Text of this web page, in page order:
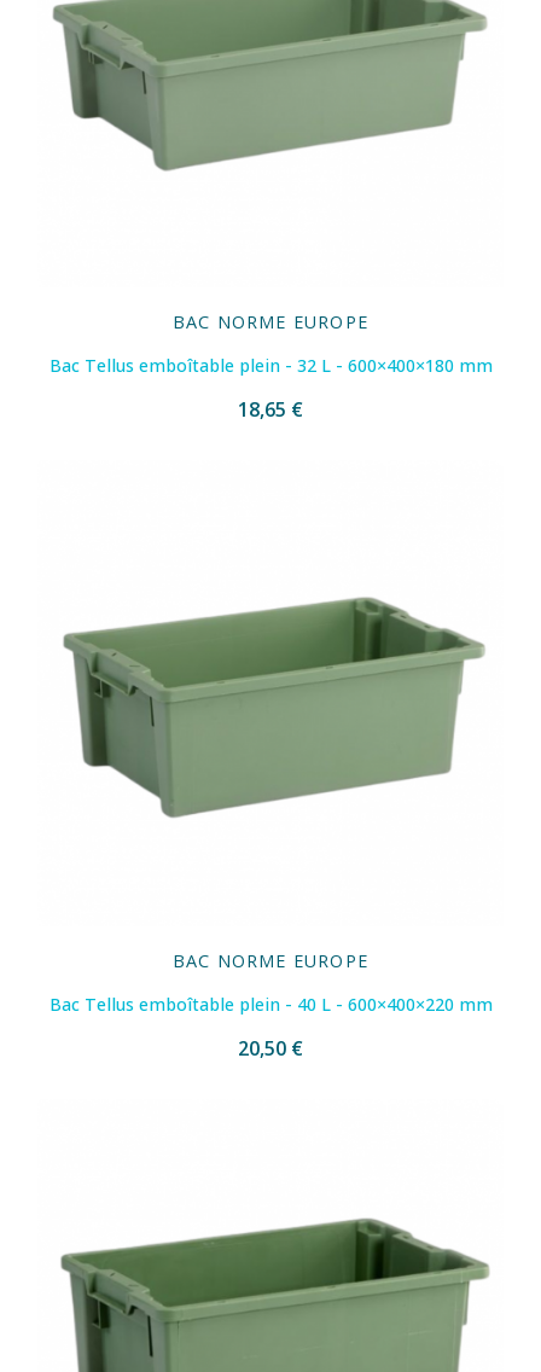
BAC NORME EUROPE
Bac Tellus emboîtable plein - 32 L - 600×400×180 mm
18,65 €
BAC NORME EUROPE
Bac Tellus emboîtable plein - 40 L - 600×400×220 mm
20,50 €